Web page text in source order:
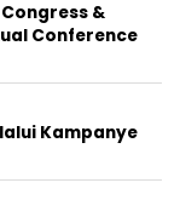
&
Conference
Kampanye